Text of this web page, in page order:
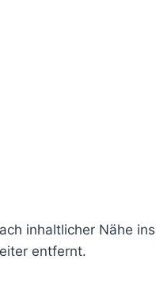
inhaltlicher Nähe
entfernt.